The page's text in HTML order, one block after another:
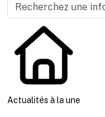
Actualités à la une